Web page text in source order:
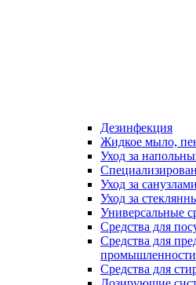
Дезинфекция
Жидкое мыло,
Уход за
Уход за санузлами
Уход за
Универсальные
Средства для
Средства для
промышленности
Средства для